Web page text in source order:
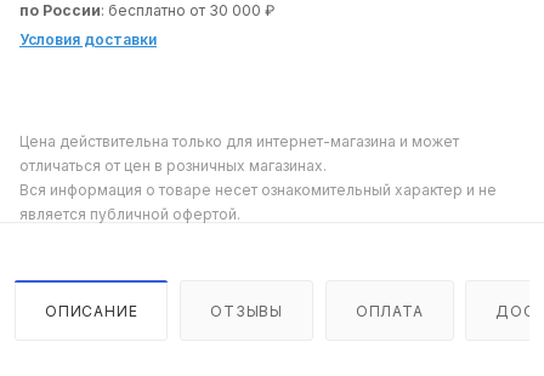
по России: бесплатно от 30 000 ₽
Условия доставки
Цена действительна только для интернет-магазина и может
отличаться от цен в розничных магазинах.
Вся информация о товаре несет ознакомительный характер и не
является публичной офертой.
ОПИСАНИЕ ОТЗЫВЫ ОПЛАТА